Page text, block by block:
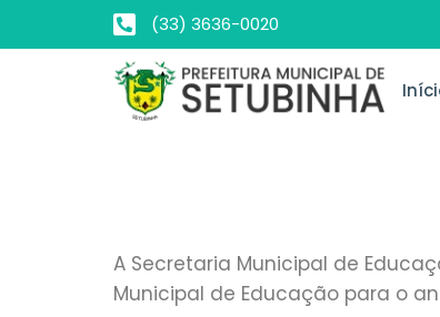
(33) 3636-0020
A Secretaria Municipal de
Municipal de Educação para o